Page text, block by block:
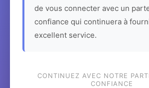
de vous connecter avec un
confiance qui continuera à
excellent service.
CONTINUEZ AVEC NOTRE
CONFIANCE